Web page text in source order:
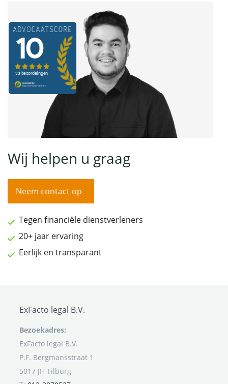
Wij helpen u graag
Neem contact op
Tegen financiële dienstverleners
20+ jaar ervaring
Eerlijk en transparant
ExFacto legal B.V.
Bezoekadres:
ExFacto legal B.V.
P.F. Bergmansstraat 1
5017 JH Tilburg